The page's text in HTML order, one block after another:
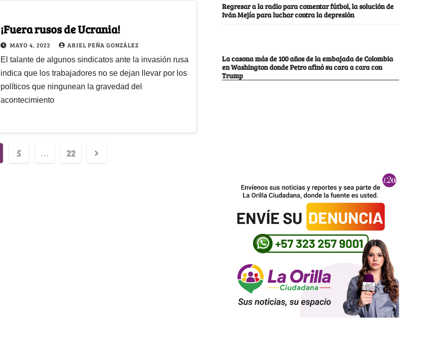
¡Fuera rusos de Ucrania!
MAYO 4, 2022 ARIEL PEÑA GONZÁLEZ
El talante de algunos sindicatos ante la invasión rusa
indica que los trabajadores no se dejan llevar por los
políticos que ningunean la gravedad del
acontecimiento
5 … 22
Regresar a la radio para comentar fútbol, la solución de
Iván Mejía para luchar contra la depresión
La casona más de 100 años de la embajada de Colombia
en Washington donde Petro afinó su cara a cara con
Trump